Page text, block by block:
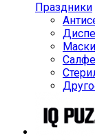
Праздники